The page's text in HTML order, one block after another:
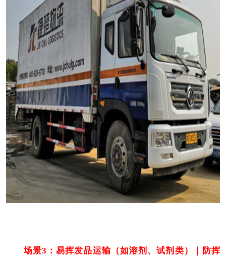
场景3：易挥发品运输（如溶剂、试剂类）｜防挥